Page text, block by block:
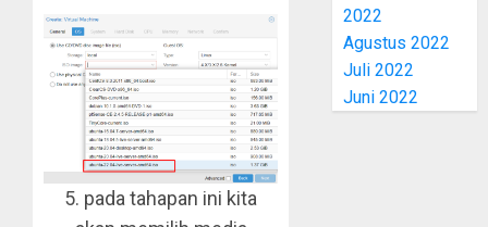
5. pada tahapan ini kita
2022
Agustus 2022
Juli 2022
Juni 2022